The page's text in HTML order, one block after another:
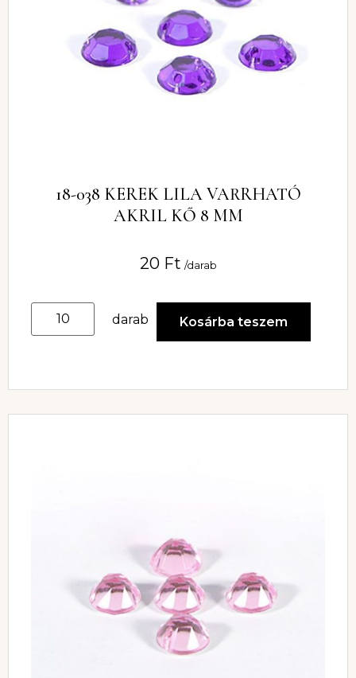
18-038 KEREK LILA VARRHATÓ
AKRIL KŐ 8 MM
20 Ft /darab
darab Kosárba teszem